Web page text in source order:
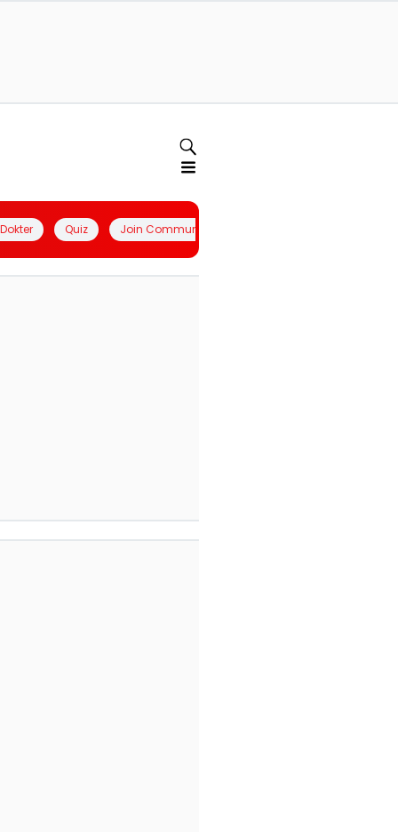
Quiz Join Community